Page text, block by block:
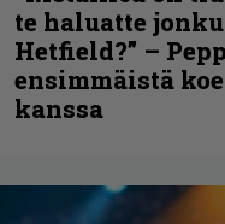
te haluatte
Hetfield?” –
ensimmäistä
kanssa